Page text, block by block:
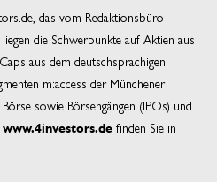
das vom Redaktionsbüro
die Schwerpunkte auf Aktien aus
aus dem deutschsprachigen
m:access der Münchener
sowie Börsengängen (IPOs) und
www.4investors.de finden Sie in